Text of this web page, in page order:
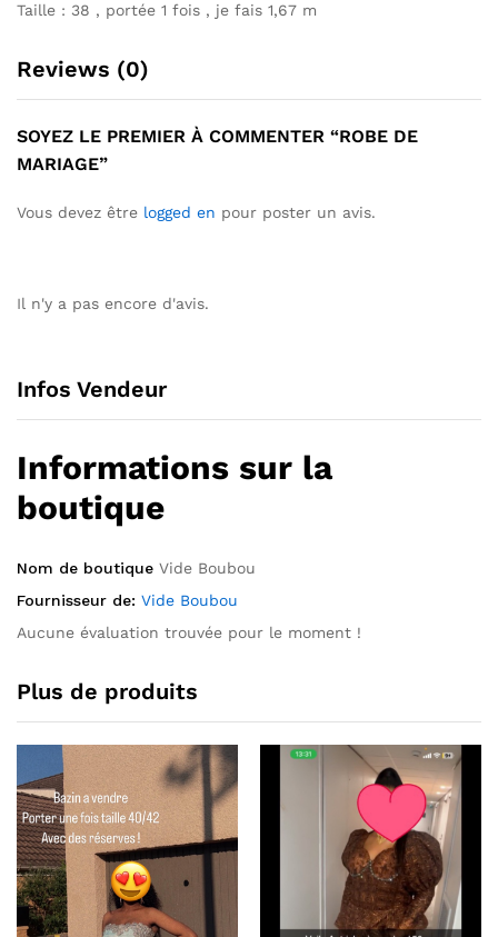
Taille : 38 , portée 1 fois , je fais 1,67 m
Reviews (0)
SOYEZ LE PREMIER À COMMENTER “ROBE DE
MARIAGE”
Vous devez être logged en pour poster un avis.
Il n'y a pas encore d'avis.
Infos Vendeur
Informations sur la
boutique
Nom de boutique Vide Boubou
Fournisseur de: Vide Boubou
Aucune évaluation trouvée pour le moment !
Plus de produits